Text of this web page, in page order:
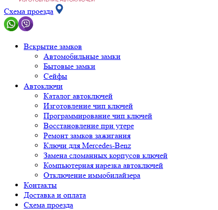
Схема проезда
Вскрытие замков
Автомобильные замки
Бытовые замки
Сейфы
Автоключи
Каталог автоключей
Изготовление чип ключей
Программирование чип ключей
Восстановление при утере
Ремонт замков зажигания
Ключи для Mercedes-Benz
Замена сломанных корпусов ключей
Компьютерная нарезка автоключей
Отключение иммобилайзера
Контакты
Доставка и оплата
Схема проезда